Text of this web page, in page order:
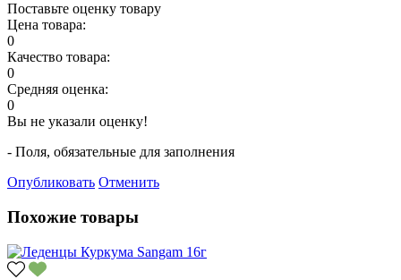
Поставьте оценку товару
Цена товара:
0
Качество товара:
0
Средняя оценка:
0
Вы не указали оценку!
- Поля, обязательные для заполнения
Опубликовать Отменить
Похожие товары